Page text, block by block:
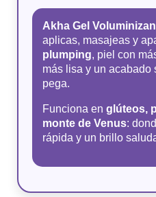
Akha Gel
aplicas, masajeas y
plumping, piel con
más lisa y un acabado
pega.
Funciona englúteos,
monte de Venus:
rápida y un brillo